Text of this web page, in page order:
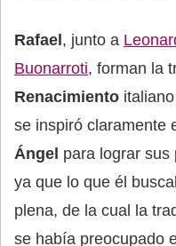
Rafael , junto a
Buonarroti, forman la
Renacimiento
se inspiró claramente
Ángel para lograr sus
ya que lo que él
plena, de la cual la
se había preocupado